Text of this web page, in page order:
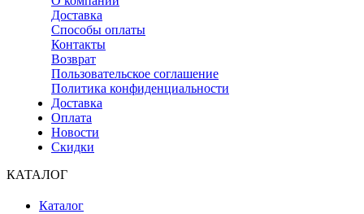
Доставка
Способы оплаты
Контакты
Возврат
Пользовательское соглашение
Политика конфиденциальности
Доставка
Оплата
Новости
Скидки
КАТАЛОГ
Каталог